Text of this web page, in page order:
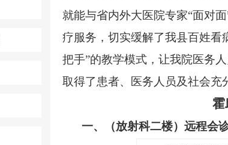
就能与省内外大医院专家“面对
疗服务，切实缓解了我县百姓看
把手”的教学模式，让我院医务
取得了患者、医务人员及社会充
霍
一、（放射科二楼）远程会